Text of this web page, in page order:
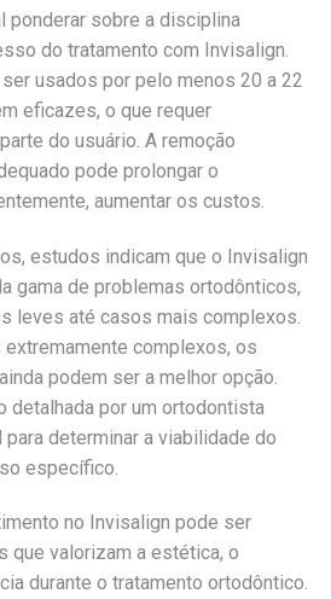
ponderar sobre a disciplina
do tratamento com Invisalign.
usados por pelo menos 20 a 22
eficazes, o que requer
do usuário. A remoção
pode prolongar o
aumentar os custos.
estudos indicam que o Invisalign
gama de problemas ortodônticos,
leves até casos mais complexos.
extremamente complexos, os
podem ser a melhor opção.
detalhada por um ortodontista
determinar a viabilidade do
específico.
no Invisalign pode ser
que valorizam a estética, o
durante o tratamento ortodôntico.